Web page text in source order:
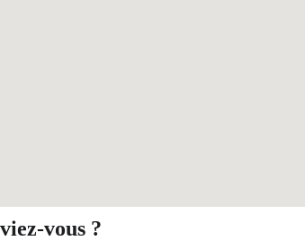
vous ?